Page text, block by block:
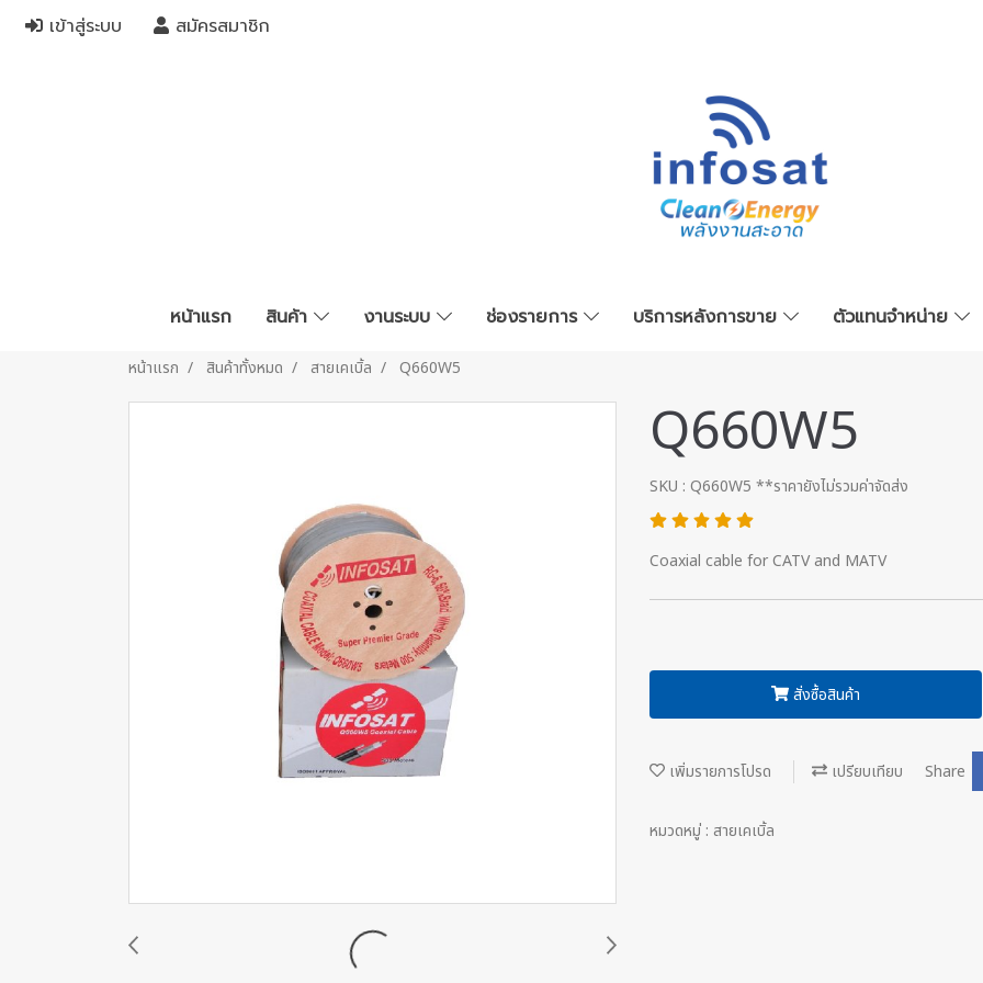
เข้าสู่ระบบ สมัครสมาชิก
หน้าแรก สินค้า งานระบบ ช่องรายการ บริการหลังการขาย ตัวแทนจำหน่าย
หน้าแรก สินค้าทั้งหมด สายเคเบิ้ล Q660W5
Q660W5
SKU : Q660W5 **ราคายังไม่รวมค่าจัดส่ง
Coaxial cable for CATV and MATV
สั่งซื้อสินค้า
เพิ่มรายการโปรด เปรียบเทียบ Share
หมวดหมู่ : สายเคเบิ้ล